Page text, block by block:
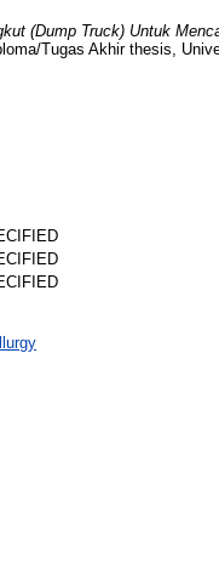
(Dump Truck) Untuk
Tugas Akhir thesis,